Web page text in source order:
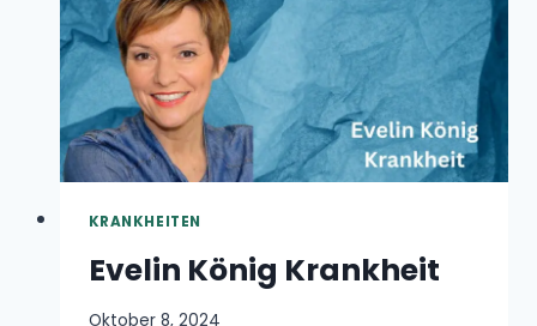
KRANKHEITEN
Evelin König Krankheit
Oktober 8, 2024
Evelin König, eine bekannte deutsche